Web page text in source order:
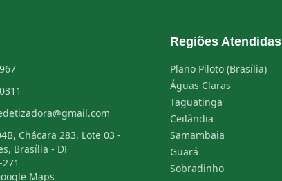
Chácara 283, Lote 03 -
Brasília - DF
Maps
Regiões Atendidas
Plano Piloto (Brasília)
Águas Claras
Taguatinga
Ceilândia
Samambaia
Guará
Sobradinho